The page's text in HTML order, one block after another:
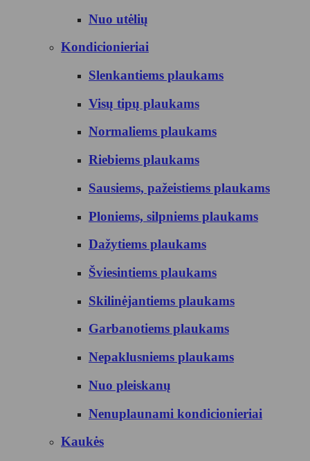
Nuo utėlių
Kondicionieriai
Slenkantiems plaukams
Visų tipų plaukams
Normaliems plaukams
Riebiems plaukams
Sausiems, pažeistiems plaukams
Ploniems, silpniems plaukams
Dažytiems plaukams
Šviesintiems plaukams
Skilinėjantiems plaukams
Garbanotiems plaukams
Nepaklusniems plaukams
Nuo pleiskanų
Nenuplaunami kondicionieriai
Kaukės